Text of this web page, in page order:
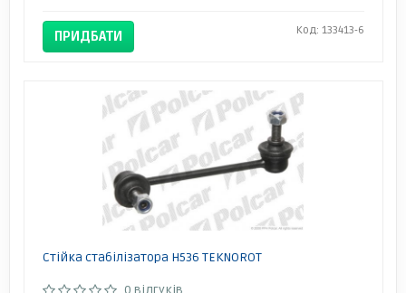
ПРИДБАТИ Код: 133413-6
Стійка стабілізатора H536 TEKNOROT
0 відгуків